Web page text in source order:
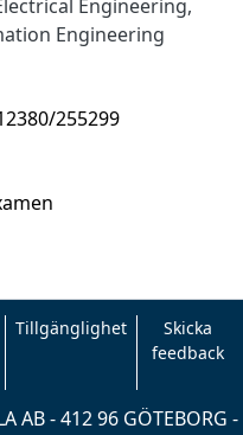
Engineering,
Engineering
255299
Tillgänglighet
Skicka
feedback
AB - 412 96 GÖTEBORG -